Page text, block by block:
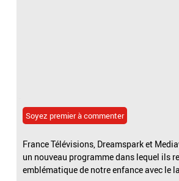
Soyez premier à commenter
France Télévisions, Dreamspark et
un nouveau programme dans lequel ils
emblématique de notre enfance avec le